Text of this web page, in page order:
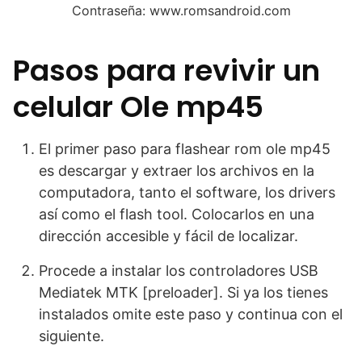
Contraseña: www.romsandroid.com
Pasos para revivir un
celular Ole mp45
El primer paso para flashear rom ole mp45
es descargar y extraer los archivos en la
computadora, tanto el software, los drivers
así como el flash tool. Colocarlos en una
dirección accesible y fácil de localizar.
Procede a instalar los controladores USB
Mediatek MTK [preloader]. Si ya los tienes
instalados omite este paso y continua con el
siguiente.